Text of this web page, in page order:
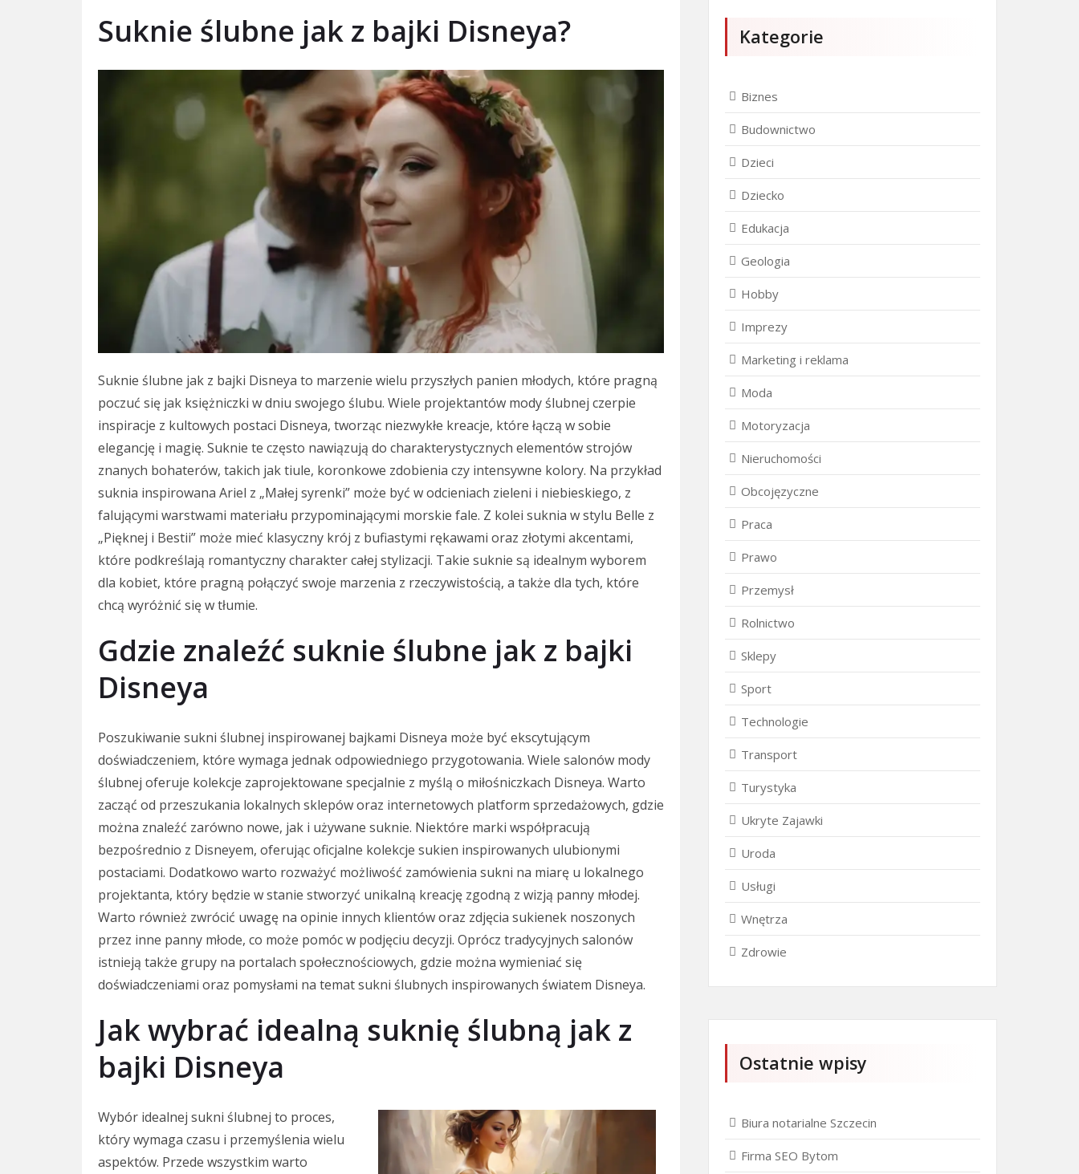
Suknie ślubne jak z bajki Disneya?
Suknie ślubne jak z bajki Disneya to marzenie wielu przyszłych panien młodych, które pragną
poczuć się jak księżniczki w dniu swojego ślubu. Wiele projektantów mody ślubnej czerpie
inspiracje z kultowych postaci Disneya, tworząc niezwykłe kreacje, które łączą w sobie
elegancję i magię. Suknie te często nawiązują do charakterystycznych elementów strojów
znanych bohaterów, takich jak tiule, koronkowe zdobienia czy intensywne kolory. Na przykład
suknia inspirowana Ariel z „Małej syrenki” może być w odcieniach zieleni i niebieskiego, z
falującymi warstwami materiału przypominającymi morskie fale. Z kolei suknia w stylu Belle z
„Pięknej i Bestii” może mieć klasyczny krój z bufiastymi rękawami oraz złotymi akcentami,
które podkreślają romantyczny charakter całej stylizacji. Takie suknie są idealnym wyborem
dla kobiet, które pragną połączyć swoje marzenia z rzeczywistością, a także dla tych, które
chcą wyróżnić się w tłumie.
Gdzie znaleźć suknie ślubne jak z bajki
Disneya
Poszukiwanie sukni ślubnej inspirowanej bajkami Disneya może być ekscytującym
doświadczeniem, które wymaga jednak odpowiedniego przygotowania. Wiele salonów mody
ślubnej oferuje kolekcje zaprojektowane specjalnie z myślą o miłośniczkach Disneya. Warto
zacząć od przeszukania lokalnych sklepów oraz internetowych platform sprzedażowych, gdzie
można znaleźć zarówno nowe, jak i używane suknie. Niektóre marki współpracują
bezpośrednio z Disneyem, oferując oficjalne kolekcje sukien inspirowanych ulubionymi
postaciami. Dodatkowo warto rozważyć możliwość zamówienia sukni na miarę u lokalnego
projektanta, który będzie w stanie stworzyć unikalną kreację zgodną z wizją panny młodej.
Warto również zwrócić uwagę na opinie innych klientów oraz zdjęcia sukienek noszonych
przez inne panny młode, co może pomóc w podjęciu decyzji. Oprócz tradycyjnych salonów
istnieją także grupy na portalach społecznościowych, gdzie można wymieniać się
doświadczeniami oraz pomysłami na temat sukni ślubnych inspirowanych światem Disneya.
Jak wybrać idealną suknię ślubną jak z
bajki Disneya
Wybór idealnej sukni ślubnej to proces,
który wymaga czasu i przemyślenia wielu
aspektów. Przede wszystkim warto
Kategorie
Biznes
Budownictwo
Dzieci
Dziecko
Edukacja
Geologia
Hobby
Imprezy
Marketing i reklama
Moda
Motoryzacja
Nieruchomości
Obcojęzyczne
Praca
Prawo
Przemysł
Rolnictwo
Sklepy
Sport
Technologie
Transport
Turystyka
Ukryte Zajawki
Uroda
Usługi
Wnętrza
Zdrowie
Ostatnie wpisy
Biura notarialne Szczecin
Firma SEO Bytom